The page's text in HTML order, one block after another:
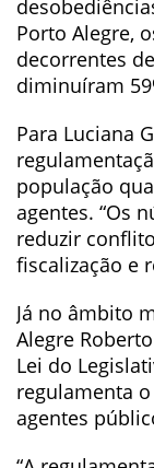
Porto Alegre,
decorrentes
diminuíram
Para Luciana
população
agentes. “Os
reduzir
fiscalização e
Já no âmbito
Alegre
Lei do
regulamenta
agentes